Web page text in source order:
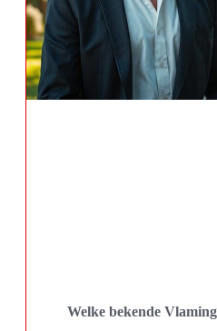
Welke bekende